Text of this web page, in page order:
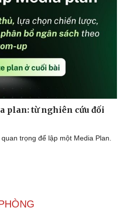
Nghệ sĩ
Sao Việt
plan: từ nghiên cứu đối
trọng để lập một Media Plan.